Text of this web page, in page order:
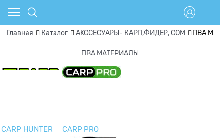
Главная Каталог АКССЕСУАРЫ- КАРП,ФИДЕР, СОМ ПВА
ПВА МАТЕРИАЛЫ
CARP HUNTER CARP PRO